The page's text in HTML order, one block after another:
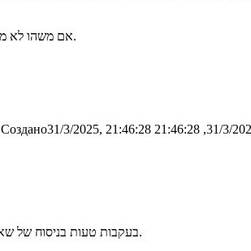
אם משהו לא מובן, ואם יש לכם שאלות נוספות, אתם מוזמנים לפנות לצוות הקורס.
Создано31/3/2025, 21:46:28
בעקבות טעות בניסוח של שאלה 1 סעיף א׳ במועד א׳, לכל מי שטעה יינתן ניקוד מלא על הסעיף.